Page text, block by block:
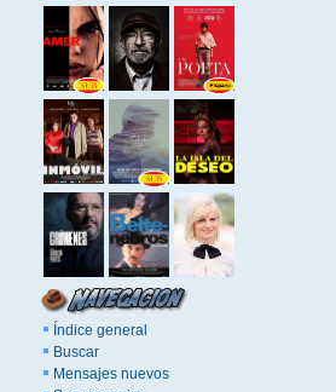
Índice general
Buscar
Mensajes nuevos